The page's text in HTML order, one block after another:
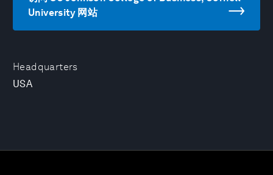
Headquarters
USA
University 网站